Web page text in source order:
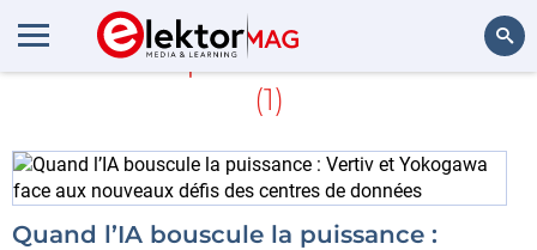
En savoir plus sur validation
(1)
Quand l’IA bouscule la puissance :